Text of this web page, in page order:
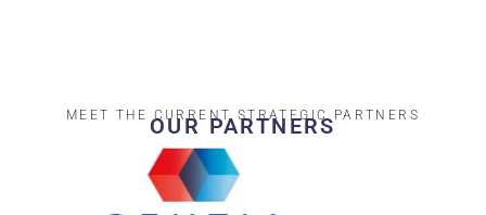
MEET THE CURRENT STRATEGIC PARTNERS
OUR PARTNERS